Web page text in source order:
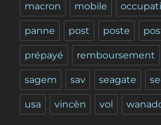
macron mobile
panne post poste
prépayé remboursement
sagem sav seagate
usa vincèn vol